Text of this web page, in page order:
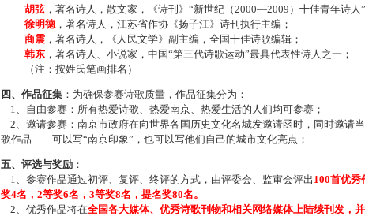
胡弦，著名诗人，散文家，《诗刊》“新世纪（2000—2009）十佳青年诗人
徐明德，著名诗人，江苏省作协《扬子江》诗刊执行主编；
商震 ，著名诗人，《人民文学》副主编，全国十佳诗歌编辑；
韩东 ，著名诗人、小说家，中国“第三代诗歌运动”最具代表性诗人之一；
（注：按姓氏笔画排名）
四、作品征集 ：为确保参赛诗歌质量，作品征集分为：
1、自由参赛：所有热爱诗歌、热爱南京、热爱生活的人们均可参赛；
2、邀请参赛：南京市政府在向世界各国历史文化名城发邀请函时，同时邀请
歌作品——可以写“南京印象”，也可以写他们自己的城市文化亮点；
五、评选与奖励 ：
1、参赛作品通过初评、复评、终评的方式，由评委会、监审会评出 100首优秀
奖4名，2等奖6名，3等奖8名，提名奖80名。
2、优秀作品将在全国各大媒体、优秀诗歌刊物和相关网络媒体上陆续刊发，